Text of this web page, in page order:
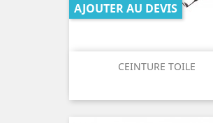
CEINTURE TOILE
AJOUTER AU DEVIS